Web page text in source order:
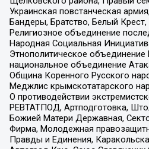
Украинская повстанческая
Бандеры, Братство, Белый
Религиозное объединение
Народная Социальная
Этнополитическое объединение
национальное объединение
Община Коренного Русского
Меджлис крымскотатарского
О противодействии
РЕВТАТПОД, Артподготовка,
Божией Матери Державная,
Фирма, Молодежная
Правды и Единения,